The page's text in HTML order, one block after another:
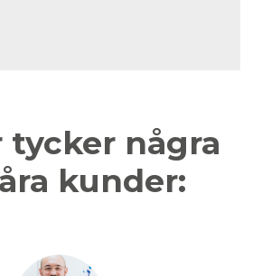
tycker några
kunder: